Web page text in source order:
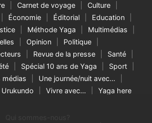
Carnet de voyage
Culture
Économie Éditorial
Education
Méthode Yaga
Multimédias
Opinion
Politique
Revue de la presse
Santé
Spécial 10 ans de Yaga
Sport
médias
Une journée/nuit avec…
Urukundo Vivre avec… Yaga here